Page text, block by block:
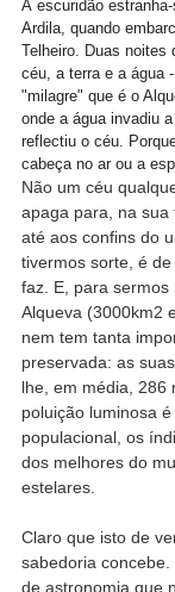
A escuridão
Ardila, quando
Telheiro. Duas noites
céu, a terra e a água
"milagre" que é o
onde a água invadiu
reflectiu o céu.
cabeça no ar ou a
Não um céu
apaga para, na sua
até aos confins do
tivermos sorte, é
faz. E, para sermos
Alqueva (3000km2
nem tem tanta
preservada: as
lhe, em média, 286
poluição luminosa
populacional, os
dos melhores do
estelares.
Claro que isto de
sabedoria
de astronomia que